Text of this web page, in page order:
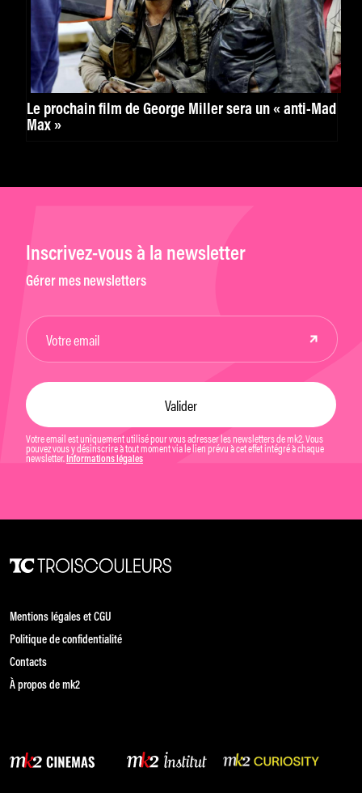
Le prochain film de George Miller sera un « anti-Mad
Max »
Inscrivez-vous à la newsletter
Gérer mes newsletters
Votre email est uniquement utilisé pour vous adresser les newsletters de mk2. Vous
pouvez vous y désinscrire à tout moment via le lien prévu à cet effet intégré à chaque
newsletter. Informations légales
Mentions légales et CGU
Politique de confidentialité
Contacts
À propos de mk2